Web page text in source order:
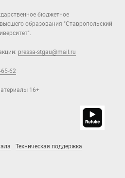
бюджетное
образования "Ставропольский
pressa-stgau@mail.ru
62
16+
Техническая поддержка